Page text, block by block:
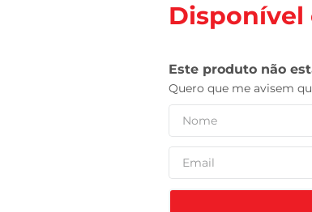
Disponível